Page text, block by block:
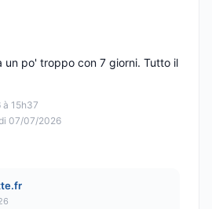
15h37
07/07/2026
un po' troppo con 7 giorni. Tutto il